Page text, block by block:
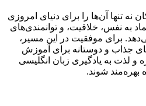
نه تنها آن‌ها را برای دنیای امروزی
به نفس، خلاقیت، و توانمندی‌های
برای موفقیت در این مسیر،
جذاب و دوستانه برای آموزش
و لذت به یادگیری زبان انگلیسی
بهره‌مند شوند.